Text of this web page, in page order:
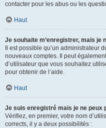
contacter pour les abus ou les
Haut
Je souhaite m’enregistrer, mais je
Il est possible qu’un administrateur
nouveaux comptes. Il peut
d’utilisateur que vous souhaitez
pour obtenir de l’aide.
Haut
Je suis enregistré mais je ne peux
Vérifiez, en premier, votre nom
corrects, il y a deux possibilités :